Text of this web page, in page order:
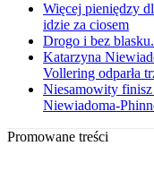
Więcej pieniędzy
idzie za ciosem
Drogo i bez
Katarzyna
Vollering odparła
Niesamowity finisz
Niewiadoma-
Promowane treści